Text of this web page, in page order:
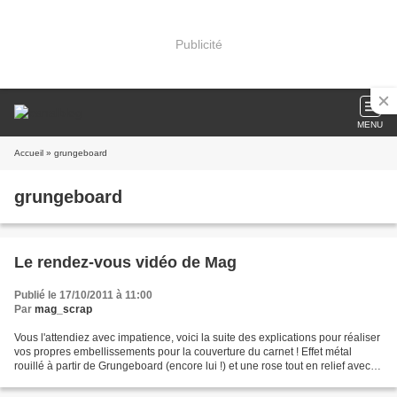
Publicité
MENU
Accueil » grungeboard
grungeboard
Le rendez-vous vidéo de Mag
Publié le 17/10/2011 à 11:00
Par mag_scrap
Vous l'attendiez avec impatience, voici la suite des explications pour réaliser
vos propres embellissements pour la couverture du carnet ! Effet métal
rouillé à partir de Grungeboard (encore lui !) et une rose tout en relief avec